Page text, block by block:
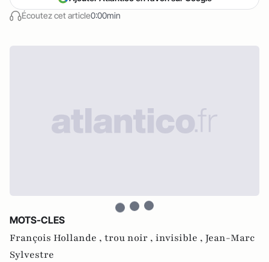
Écoutez cet article0:00min
MOTS-CLES
François Hollande , trou noir , invisible , Jean-Marc
Sylvestre